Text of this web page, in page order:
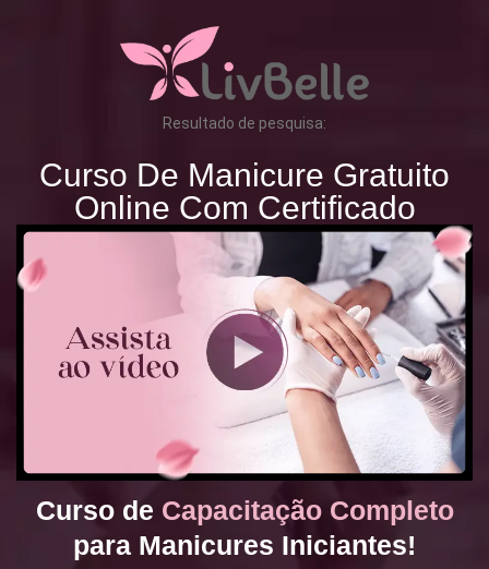
Resultado de pesquisa:
Curso De Manicure Gratuito
Online Com Certificado
Curso de Capacitação Completo
para Manicures Iniciantes!